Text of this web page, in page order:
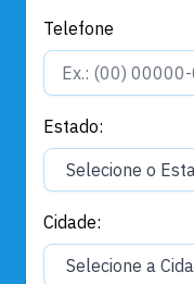
Telefone
Estado:
Cidade: